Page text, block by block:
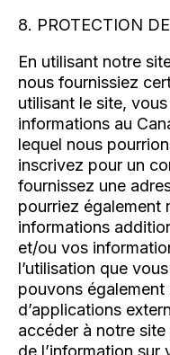
8. PROTECTION
En utilisant notre
nous fournissiez
utilisant le site,
informations au
lequel nous
inscrivez pour un
fournissez une
pourriez également
informations
et/ou vos
l’utilisation que
pouvons également
d’applications
accéder à notre
de l’information sur